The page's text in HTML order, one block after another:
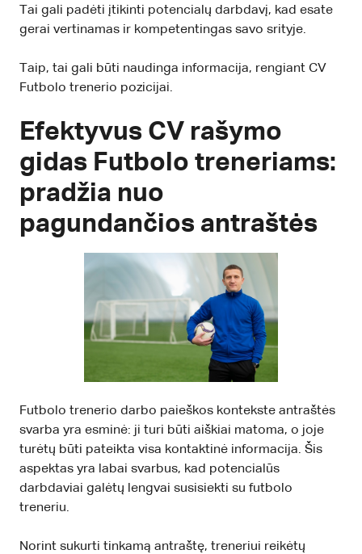
Tai gali padėti įtikinti potencialų darbdavį, kad esate
gerai vertinamas ir kompetentingas savo srityje.
Taip, tai gali būti naudinga informacija, rengiant CV
Futbolo trenerio pozicijai.
Efektyvus CV rašymo
gidas Futbolo treneriams:
pradžia nuo
pagundančios antraštės
Futbolo trenerio darbo paieškos kontekste antraštės
svarba yra esminė: ji turi būti aiškiai matoma, o joje
turėtų būti pateikta visa kontaktinė informacija. Šis
aspektas yra labai svarbus, kad potencialūs
darbdaviai galėtų lengvai susisiekti su futbolo
treneriu.
Norint sukurti tinkamą antraštę, treneriui reikėtų